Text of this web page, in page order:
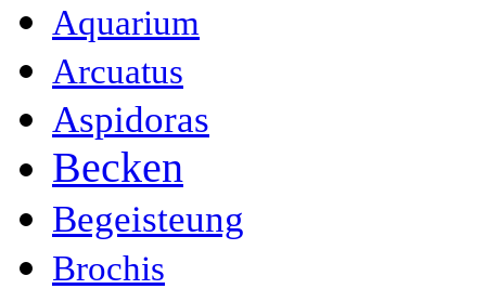
Aquarium
Arcuatus
Aspidoras
Becken
Begeisteung
Brochis